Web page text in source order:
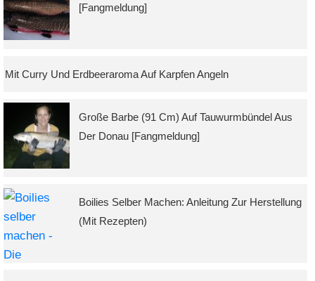
[Fangmeldung]
Mit Curry Und Erdbeeraroma Auf Karpfen Angeln
Große Barbe (91 Cm) Auf Tauwurmbündel Aus
Der Donau [Fangmeldung]
Boilies Selber Machen: Anleitung Zur Herstellung
(mit Rezepten)